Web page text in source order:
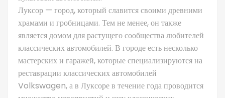
Луксор — город, который славится своими древними
храмами и гробницами. Тем не менее, он также
является домом для растущего сообщества любителей
классических автомобилей. В городе есть несколько
мастерских и гаражей, которые специализируются на
реставрации классических автомобилей
Volkswagen, а в Луксоре в течение года проводится